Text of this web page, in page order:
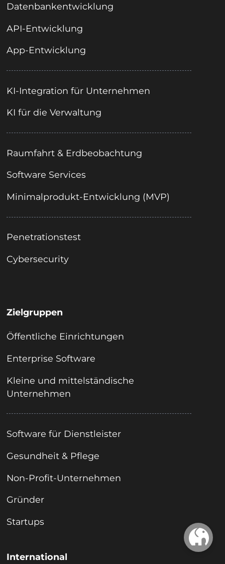
Datenbankentwicklung
API-Entwicklung
App-Entwicklung
KI-Integration für Unternehmen
KI für die Verwaltung
Raumfahrt & Erdbeobachtung
Software Services
Minimalprodukt-Entwicklung (MVP)
Penetrationstest
Cybersecurity
Zielgruppen
Öffentliche Einrichtungen
Enterprise Software
Kleine und mittelständische
Unternehmen
Software für Dienstleister
Gesundheit & Pflege
Non-Profit-Unternehmen
Gründer
Startups
International